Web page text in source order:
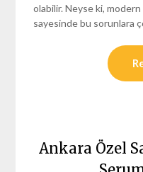
olabilir. Neyse ki,
sayesinde bu sorunlara
Ankara Özel